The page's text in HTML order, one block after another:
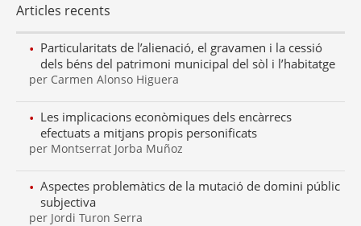
Articles recents
Particularitats de l’alienació, el gravamen i la cessió
dels béns del patrimoni municipal del sòl i l’habitatge
per Carmen Alonso Higuera
Les implicacions econòmiques dels encàrrecs
efectuats a mitjans propis personificats
per Montserrat Jorba Muñoz
Aspectes problemàtics de la mutació de domini públic
subjectiva
per Jordi Turon Serra